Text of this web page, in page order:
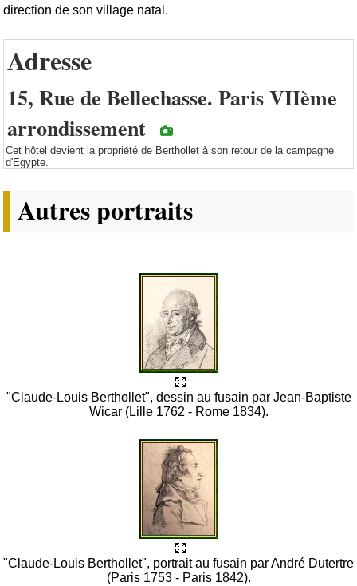
direction de son village natal.
Adresse
15, Rue de Bellechasse. Paris VIIème
arrondissement
Cet hôtel devient la propriété de Berthollet à son retour de la campagne
d'Egypte.
Autres portraits
"Claude-Louis Berthollet", dessin au fusain par Jean-Baptiste
Wicar (Lille 1762 - Rome 1834).
"Claude-Louis Berthollet", portrait au fusain par André Dutertre
(Paris 1753 - Paris 1842).